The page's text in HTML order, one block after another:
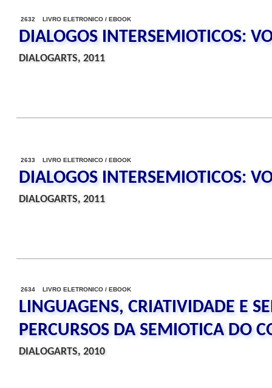
2632 LIVRO ELETRONICO / EBOOK
DIALOGOS INTERSEMIOTICOS:
DIALOGARTS, 2011
2633 LIVRO ELETRONICO / EBOOK
DIALOGOS INTERSEMIOTICOS:
DIALOGARTS, 2011
2634 LIVRO ELETRONICO / EBOOK
LINGUAGENS, CRIATIVIDADE E
PERCURSOS DA SEMIOTICA DO
DIALOGARTS, 2010